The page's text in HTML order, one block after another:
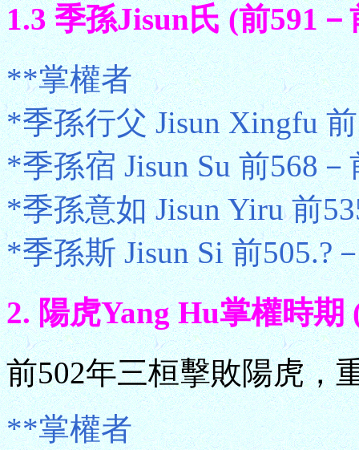
1.3 季孫Jisun氏 (前591
**掌權者
*季孫行父 Jisun Xingfu
*季孫宿 Jisun Su 前568
*季孫意如 Jisun Yiru 前
*季孫斯 Jisun Si 前505.?
2. 陽虎Yang Hu掌權時期
前502年三桓擊敗陽虎，
**掌權者